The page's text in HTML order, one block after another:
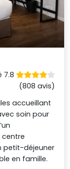
7.8
(808 avis)
accueillant
soin pour
petit-déjeuner
en famille.